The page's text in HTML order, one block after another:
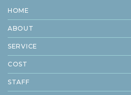
HOME
ABOUT
SERVICE
COST
STAFF